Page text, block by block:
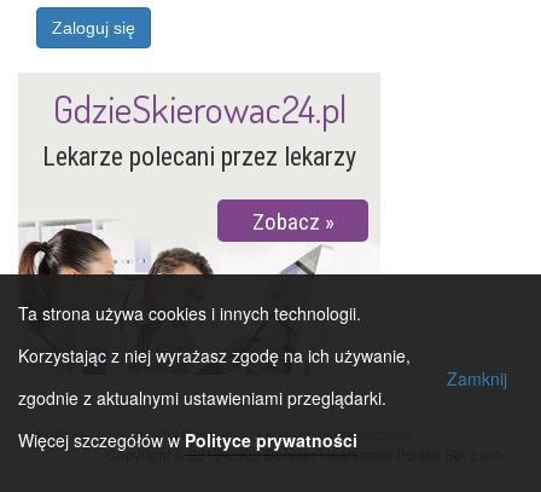
Zaloguj się
Lekarze polecani przez lekarzy
Zobacz
GdzieSkierowac24.pl
Polityka prywatności| Regulamin |Klauzula informacyjna
Copyright © 2012-2026 Bonnier Healthcare Polska Sp. z o.o.
Ta strona używa cookies i innych technologii.
Korzystając z niej wyrażasz zgodę na ich używanie,
zgodnie z aktualnymi ustawieniami przeglądarki.
Więcej szczegółów w Polityce prywatności
Zamknij